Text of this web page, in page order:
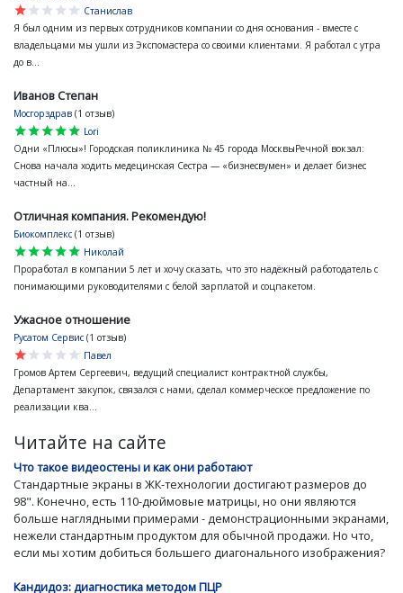
star
star
star
star
star
Станислав
Я был одним из первых сотрудников компании со дня основания - вместе с
владельцами мы ушли из Экспомастера со своими клиентами. Я работал с утра
до в...
Иванов Степан
Мосгорздрав (1 отзыв)
star
star
star
star
star
Lori
Одни «Плюсы»! Городская поликлиника № 45 города МосквыРечной вокзал:
Снова начала ходить медецинская Сестра — «бизнесвумен» и делает бизнес
частный на...
Отличная компания. Рекомендую!
Биокомплекс (1 отзыв)
star
star
star
star
star
Николай
Проработал в компании 5 лет и хочу сказать, что это надёжный работодатель с
понимающими руководителями с белой зарплатой и соцпакетом.
Ужасное отношение
Русатом Сервис (1 отзыв)
star
star
star
star
star
Павел
Громов Артем Сергеевич, ведущий специалист контрактной службы,
Департамент закупок, связался с нами, сделал коммерческое предложение по
реализации ква...
Читайте на сайте
Что такое видеостены и как они работают
Стандартные экраны в ЖК-технологии достигают размеров до
98". Конечно, есть 110-дюймовые матрицы, но они являются
больше наглядными примерами - демонстрационными экранами,
нежели стандартным продуктом для обычной продажи. Но что,
если мы хотим добиться большего диагонального изображения?
Кандидоз: диагностика методом ПЦР